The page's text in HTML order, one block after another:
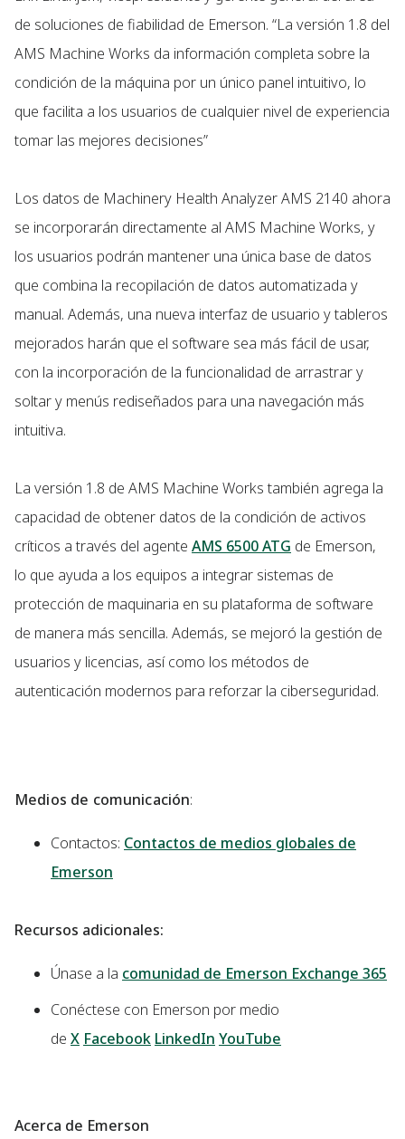
de soluciones de fiabilidad de Emerson. “La versión 1.8 del
AMS Machine Works da información completa sobre la
condición de la máquina por un único panel intuitivo, lo
que facilita a los usuarios de cualquier nivel de experiencia
tomar las mejores decisiones”
Los datos de Machinery Health Analyzer AMS 2140 ahora
se incorporarán directamente al AMS Machine Works, y
los usuarios podrán mantener una única base de datos
que combina la recopilación de datos automatizada y
manual. Además, una nueva interfaz de usuario y tableros
mejorados harán que el software sea más fácil de usar,
con la incorporación de la funcionalidad de arrastrar y
soltar y menús rediseñados para una navegación más
intuitiva.
La versión 1.8 de AMS Machine Works también agrega la
capacidad de obtener datos de la condición de activos
críticos a través del agente AMS 6500 ATG de Emerson,
lo que ayuda a los equipos a integrar sistemas de
protección de maquinaria en su plataforma de software
de manera más sencilla. Además, se mejoró la gestión de
usuarios y licencias, así como los métodos de
autenticación modernos para reforzar la ciberseguridad.
Medios de comunicación:
Contactos: Contactos de medios globales de
Emerson
Recursos adicionales:
Únase a la comunidad de Emerson Exchange 365
Conéctese con Emerson por medio
de X Facebook LinkedIn YouTube
Acerca de Emerson